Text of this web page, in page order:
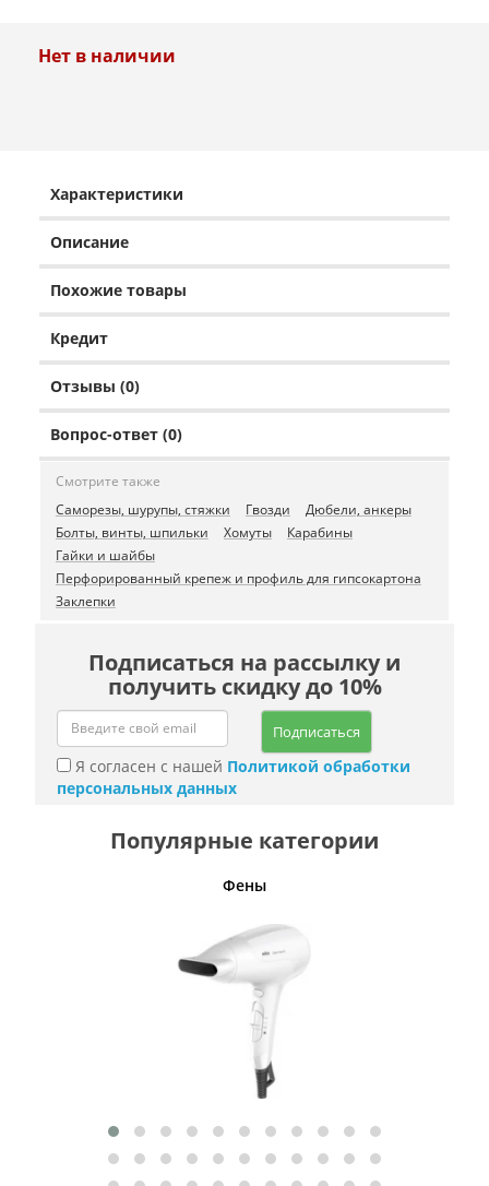
Нет в наличии
Характеристики
Описание
Похожие товары
Кредит
Отзывы (0)
Вопрос-ответ (0)
Смотрите также
Саморезы, шурупы, стяжки
Гвозди
Дюбели, анкеры
Болты, винты, шпильки
Хомуты
Карабины
Гайки и шайбы
Перфорированный крепеж и профиль для гипсокартона
Заклепки
Подписаться на рассылку и
получить скидку до 10%
Подписаться
Я согласен с нашей Политикой обработки
персональных данных
Популярные категории
Фены